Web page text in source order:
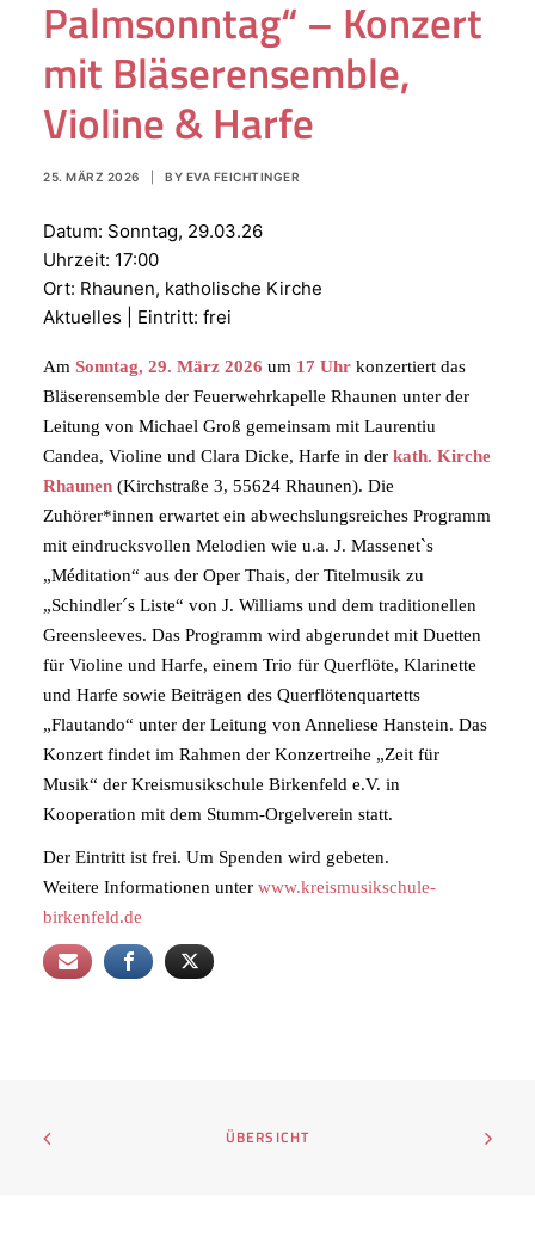
Palmsonntag“ – Konzert
mit Bläserensemble,
Violine & Harfe
25. MÄRZ 2026 BY EVA FEICHTINGER
Datum: Sonntag, 29.03.26
Uhrzeit: 17:00
Ort: Rhaunen, katholische Kirche
Aktuelles | Eintritt: frei
Am Sonntag, 29. März 2026 um 17 Uhr konzertiert das
Bläserensemble der Feuerwehrkapelle Rhaunen unter der
Leitung von Michael Groß gemeinsam mit Laurentiu
Candea, Violine und Clara Dicke, Harfe in der kath. Kirche
Rhaunen (Kirchstraße 3, 55624 Rhaunen). Die
Zuhörer*innen erwartet ein abwechslungsreiches Programm
mit eindrucksvollen Melodien wie u.a. J. Massenet`s
„Méditation“ aus der Oper Thais, der Titelmusik zu
„Schindler´s Liste“ von J. Williams und dem traditionellen
Greensleeves. Das Programm wird abgerundet mit Duetten
für Violine und Harfe, einem Trio für Querflöte, Klarinette
und Harfe sowie Beiträgen des Querflötenquartetts
„Flautando“ unter der Leitung von Anneliese Hanstein. Das
Konzert findet im Rahmen der Konzertreihe „Zeit für
Musik“ der Kreismusikschule Birkenfeld e.V. in
Kooperation mit dem Stumm-Orgelverein statt.
Der Eintritt ist frei. Um Spenden wird gebeten.
Weitere Informationen unter www.kreismusikschule-
birkenfeld.de
ÜBERSICHT